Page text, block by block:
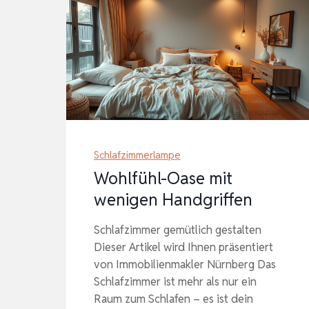
Schlafzimmerlampe
Wohlfühl-Oase mit
wenigen Handgriffen
Schlafzimmer gemütlich gestalten
Dieser Artikel wird Ihnen präsentiert
von Immobilienmakler Nürnberg Das
Schlafzimmer ist mehr als nur ein
Raum zum Schlafen – es ist dein